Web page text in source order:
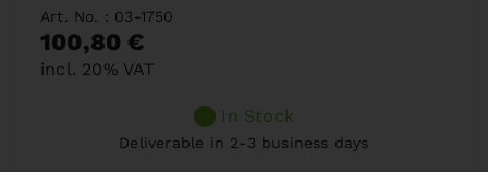
Art. No. : 03-1750
100,80 €
incl. 20% VAT
In Stock
Deliverable in 2-3 business days